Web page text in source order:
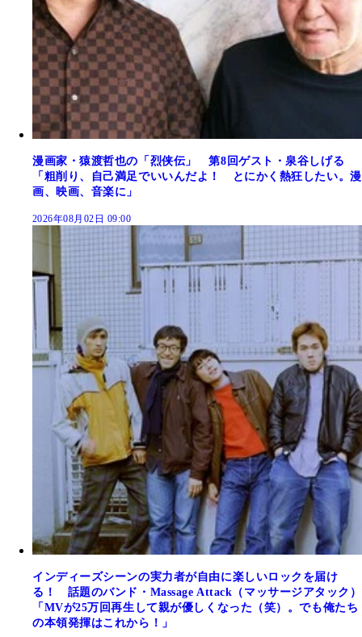
漫画家・猿渡哲也の「烈侠伝」 第8回ゲスト・泉谷しげる
「粗削り、自己満足でいいんだよ！ とにかく熱狂したい。漫
画、映画、音楽に」
2026年08月02日 09:00
インディーズシーンの実力者が自由に楽しいロックを届け
る！ 話題のバンド・Massage Attack（マッサージアタック）
「MVが25万回再生して親が優しくなった（笑）。でも俺たち
の本領発揮はこれから！」